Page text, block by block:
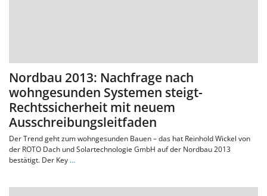
Nordbau 2013: Nachfrage nach
wohngesunden Systemen steigt-
Rechtssicherheit mit neuem
Ausschreibungsleitfaden
Der Trend geht zum wohngesunden Bauen – das hat Reinhold Wickel von
der ROTO Dach und Solartechnologie GmbH auf der Nordbau 2013
bestätigt. Der Key …